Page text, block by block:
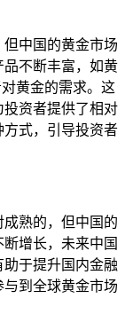
中国的黄金市场
不断丰富，如黄
黄金的需求。这
资者提供了相对
式，引导投资者
熟的，但中国的
增长，未来中国
于提升国内金融
到全球黄金市场